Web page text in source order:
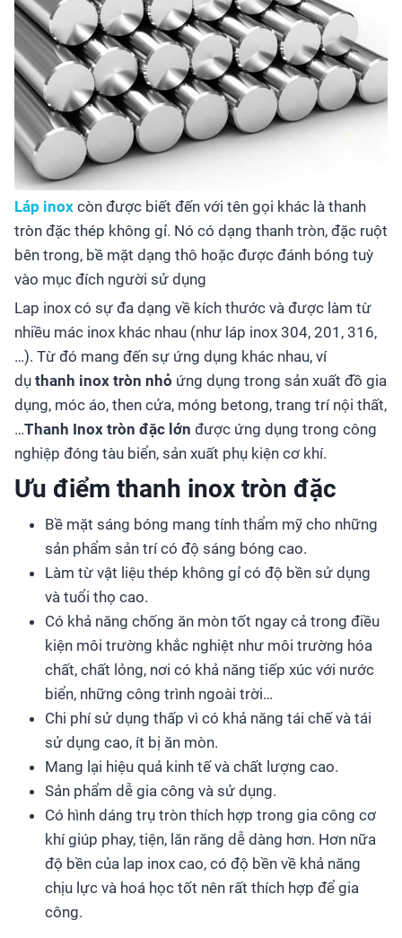
Láp inox còn được biết đến với tên gọi khác là thanh
tròn đặc thép không gỉ. Nó có dạng thanh tròn, đặc ruột
bên trong, bề mặt dạng thô hoặc được đánh bóng tuỳ
vào mục đích người sử dụng
Lap inox có sự đa dạng về kích thước và được làm từ
nhiều mác inox khác nhau (như láp inox 304, 201, 316,
…). Từ đó mang đến sự ứng dụng khác nhau, ví
dụ thanh inox tròn nhỏ ứng dụng trong sản xuất đồ gia
dụng, móc áo, then cửa, móng betong, trang trí nội thất,
…Thanh Inox tròn đặc lớn được ứng dụng trong công
nghiệp đóng tàu biển, sản xuất phụ kiện cơ khí.
Ưu điểm thanh inox tròn đặc
Bề mặt sáng bóng mang tính thẩm mỹ cho những
sản phẩm sản trí có độ sáng bóng cao.
Làm từ vật liệu thép không gỉ có độ bền sử dụng
và tuổi thọ cao.
Có khả năng chống ăn mòn tốt ngay cả trong điều
kiện môi trường khắc nghiệt như môi trường hóa
chất, chất lỏng, nơi có khả năng tiếp xúc với nước
biển, những công trình ngoài trời…
Chi phí sử dụng thấp vì có khả năng tái chế và tái
sử dụng cao, ít bị ăn mòn.
Mang lại hiệu quả kinh tế và chất lượng cao.
Sản phẩm dễ gia công và sử dụng.
Có hình dáng trụ tròn thích hợp trong gia công cơ
khí giúp phay, tiện, lăn răng dễ dàng hơn. Hơn nữa
độ bền của lap inox cao, có độ bền về khả năng
chịu lực và hoá học tốt nên rất thích hợp để gia
công.